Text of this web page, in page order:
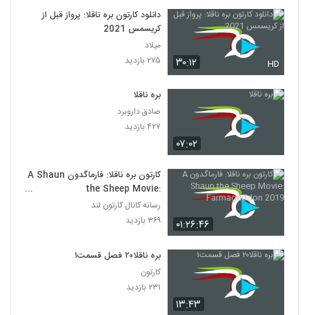
۳۰:۱۲ HD
دانلود کارتون بره ناقلا: پرواز قبل از
کریسمس 2021
میلاد
۲۷۵ بازدید
۰۷:۰۲
بره ناقلا
صادق داروبرد
۴۲۷ بازدید
۰۱:۲۶:۴۶
کارتون بره ناقلا: فارماگدون A Shaun
the Sheep Movie:
Farmageddon 2019
رسانه کانال کارتون لند
۳۶۹ بازدید
۱۳:۴۳
بره ناقلا۲۰ فصل قسمت۱
کارتون
۲۳۱ بازدید